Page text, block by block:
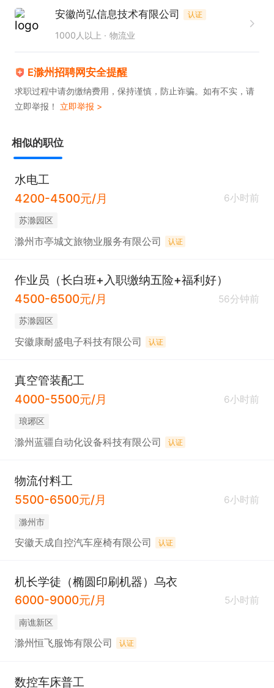
7: 晋升渠道: 骑手 组长 指导员 站长 城市
8:提供车辆，提供住宿，
安徽尚弘信息技术有限公司 认证
1000人以上 物流业
E滁州招聘网安全提醒
求职过程中请勿缴纳费用，保持谨慎，防止诈骗。如有不实，请
立即举报！ 立即举报 >
相似的职位
水电工
4200-4500元/月
6小时前
苏滁园区
滁州市亭城文旅物业服务有限公司 认证
作业员（长白班+入职缴纳五险+福利好）
4500-6500元/月
56分钟前
苏滁园区
安徽康耐盛电子科技有限公司 认证
真空管装配工
4000-5500元/月
6小时前
琅琊区
滁州蓝疆自动化设备科技有限公司 认证
物流付料工
5500-6500元/月
6小时前
滁州市
安徽天成自控汽车座椅有限公司 认证
机长学徒（椭圆印刷机器）乌衣
6000-9000元/月
5小时前
南谯新区
滁州恒飞服饰有限公司 认证
数控车床普工